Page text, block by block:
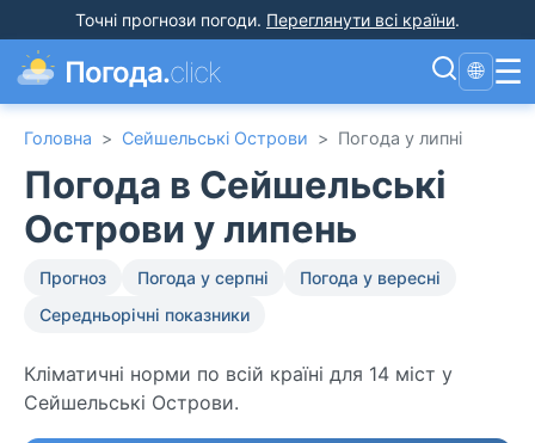
Точні прогнози погоди. Переглянути всі країни.
Погода.click 🌐 ☰
Головна > Сейшельські Острови > Погода у липні
Погода в Сейшельські
Острови у липень
Прогноз Погода у серпні
Погода у вересні
Середньорічні показники
Кліматичні норми по всій країні для 14 міст у
Сейшельські Острови.